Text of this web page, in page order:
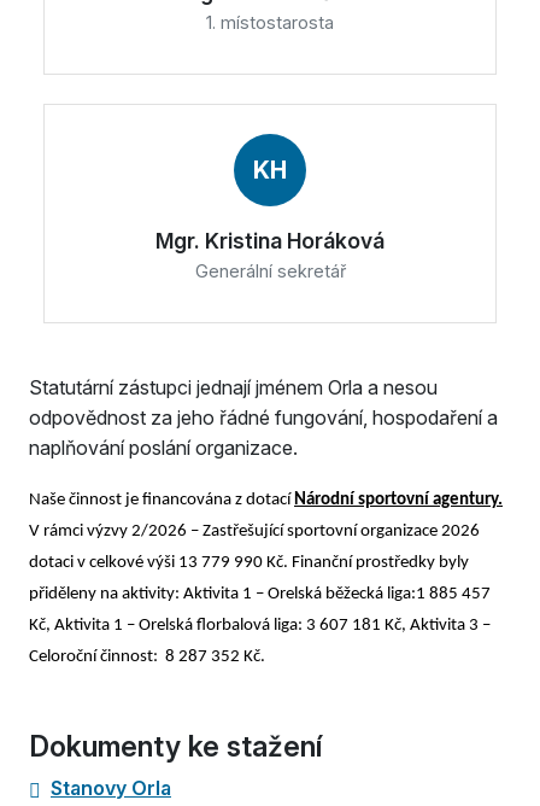
1. místostarosta
KH
Mgr. Kristina Horáková
Generální sekretář
Statutární zástupci jednají jménem Orla a nesou
odpovědnost za jeho řádné fungování, hospodaření a
naplňování poslání organizace.
Naše činnost je financována z dotací Národní sportovní agentury.
V rámci výzvy 2/2026 – Zastřešující sportovní organizace 2026
dotaci v celkové výši 13 779 990 Kč. Finanční prostředky byly
přiděleny na aktivity: Aktivita 1 – Orelská běžecká liga:1 885 457
Kč, Aktivita 1 – Orelská florbalová liga: 3 607 181 Kč, Aktivita 3 –
Celoroční činnost: 8 287 352 Kč.
Dokumenty ke stažení
Stanovy Orla